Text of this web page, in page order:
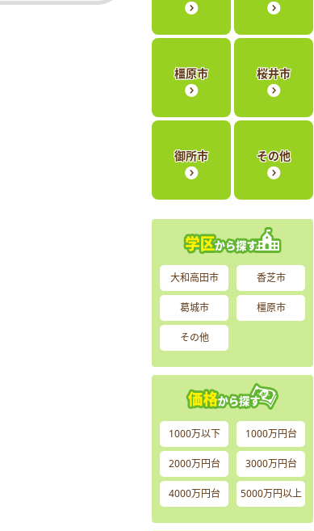
橿原市 桜井市
御所市 その他
大和高田市 香芝市
葛城市 橿原市
その他
1000万以下 1000万円台
2000万円台 3000万円台
4000万円台 5000万円以上